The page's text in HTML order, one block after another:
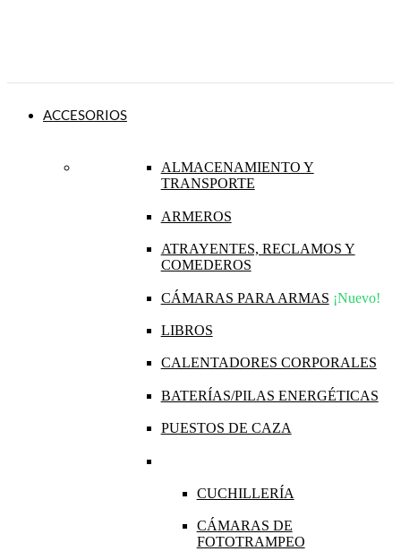
ACCESORIOS
ALMACENAMIENTO Y
TRANSPORTE
ARMEROS
ATRAYENTES, RECLAMOS Y
COMEDEROS
CÁMARAS PARA ARMAS ¡Nuevo!
LIBROS
CALENTADORES CORPORALES
BATERÍAS/PILAS ENERGÉTICAS
PUESTOS DE CAZA
CUCHILLERÍA
CÁMARAS DE
FOTOTRAMPEO